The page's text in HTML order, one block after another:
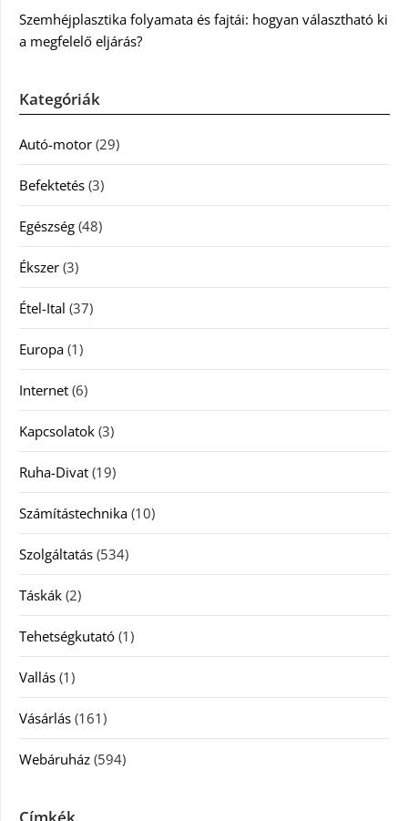
Szemhéjplasztika folyamata és fajtái: hogyan választható ki
a megfelelő eljárás?
Kategóriák
Autó-motor (29)
Befektetés (3)
Egészség (48)
Ékszer (3)
Étel-Ital (37)
Europa (1)
Internet (6)
Kapcsolatok (3)
Ruha-Divat (19)
Számítástechnika (10)
Szolgáltatás (534)
Táskák (2)
Tehetségkutató (1)
Vallás (1)
Vásárlás (161)
Webáruház (594)